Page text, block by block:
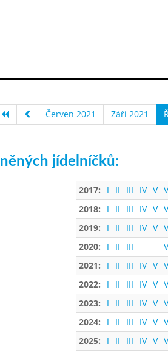
Červen 2021 Září 2021
jídelníčků:
2017: I II III IV V
2018:
I II III IV V
2019:
I II III IV V
2020:
I II III
2021:
I II III IV V
2022:
I II III IV V
2023:
I II III IV V
2024:
I II III IV V
2025:
I II III IV V